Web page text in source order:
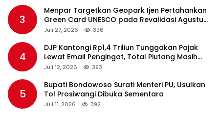
3
Menpar Targetkan Geopark Ijen Pertahankan
Green Card UNESCO pada Revalidasi Agustus
2026
Juli 27, 2026 396
4
DJP Kantongi Rp1,4 Triliun Tunggakan Pajak
Lewat Email Pengingat, Total Piutang Masih
Rp36 Triliun
Juli 12, 2026 393
5
Bupati Bondowoso Surati Menteri PU, Usulkan
Tol Prosiwangi Dibuka Sementara
Juli 11, 2026 392